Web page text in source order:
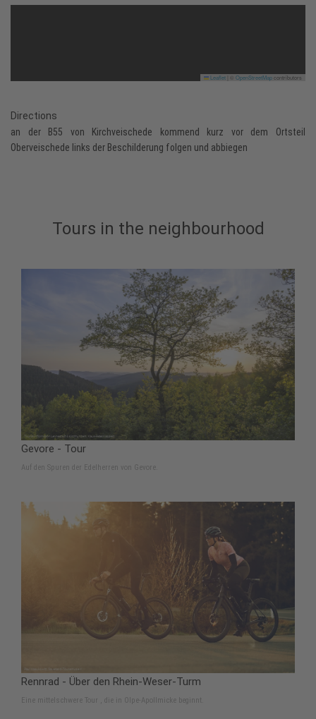
Leaflet OpenStreetMapcontributors
Directions
an der B55 von Kirchveischede kommend kurz vor dem Ortsteil
Oberveischede links der Beschilderung folgen und abbiegen
Tours in the neighbourhood
Gevore - Tour
Auf den Spuren der Edelherren von Gevore.
Rennrad - Über den Rhein-Weser-Turm
Eine mittelschwere Tour , die in Olpe-Apollmicke beginnt.